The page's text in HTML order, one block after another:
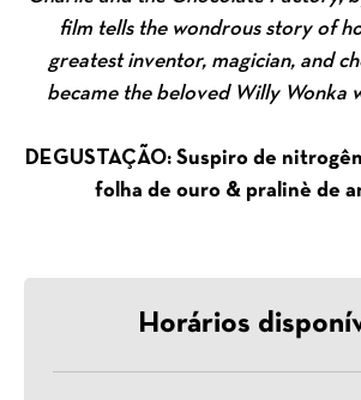
film tells the wondrous story of
greatest inventor, magician, and
became the beloved Willy Wonka
DEGUSTAÇÃO: Suspiro de
folha de ouro & pralinè de
Horários